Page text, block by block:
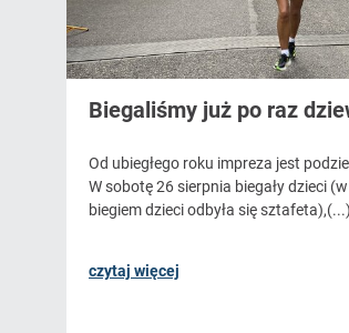
Biegaliśmy już po raz
Od ubiegłego roku impreza jest
W sobotę 26 sierpnia biegały dzieci
biegiem dzieci odbyła się sztafeta),(...)
czytaj więcej